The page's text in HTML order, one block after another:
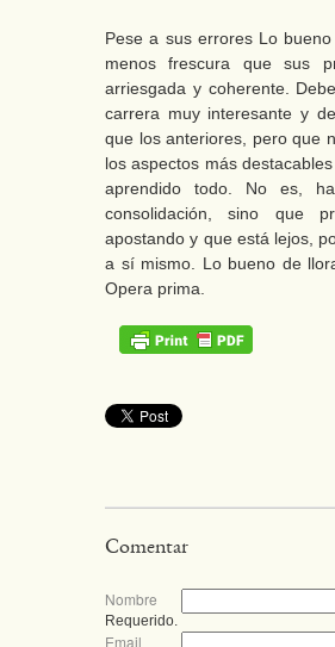
Pese a sus errores Lo
menos frescura que sus
arriesgada y coherente.
carrera muy interesante y
que los anteriores, pero que
los aspectos más
aprendido todo. No es,
consolidación, sino que
apostando y que está lejos,
a sí mismo. Lo bueno de
Opera prima.
Comentar
Nombre
Requerido.
Email